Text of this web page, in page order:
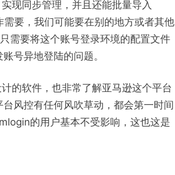
现同步管理，并且还能批量导入
要，我们可能要在别的地方或者其他
需要将这个账号登录环境的配置文件
号异地登陆的问题。
的软件，也非常了解亚马逊这个平台
风控有任何风吹草动，都会第一时间
的用户基本不受影响，这也这是